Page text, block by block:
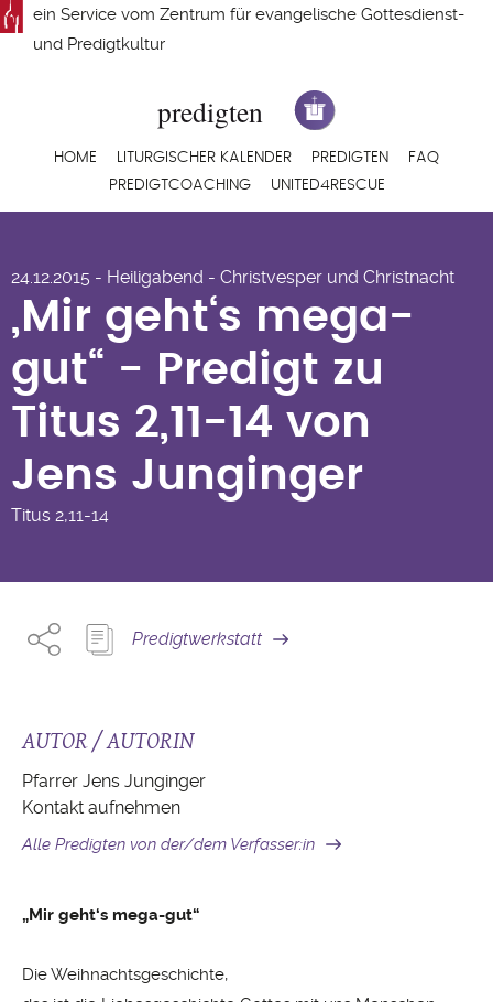
Direkt
zum
ein Service vom Zentrum für evangelische Gottesdienst-
und Predigtkultur
Hauptnavigation
HOME LITURGISCHER KALENDER PREDIGTEN
FAQ
PREDIGTCOACHING
UNITED4RESCUE
gut“ - Predigt zu
Titus 2,11-14 von Jens
Junginger
24.12.2015 - Heiligabend - Christvesper und Christnacht
„Mir geht‘s mega-
gut“ - Predigt zu
Titus 2,11-14 von
Jens Junginger
Titus 2,11-14
Predigtwerkstatt
AUTOR / AUTORIN
Pfarrer Jens Junginger
Kontakt aufnehmen
Alle Predigten von der/dem Verfasser:in
„Mir geht‘s mega-gut“
Die Weihnachtsgeschichte,